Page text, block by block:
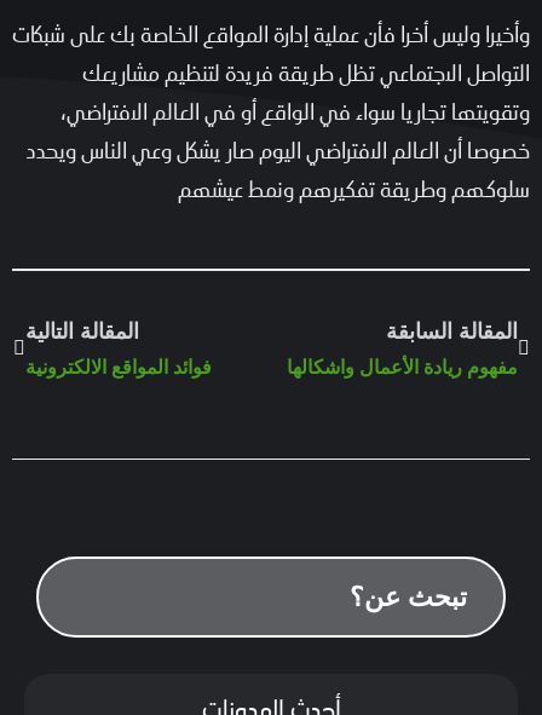
وأخيرا وليس أخرا فأن عملية إدارة المواقع الخاصة بك على شبكات
التواصل الاجتماعي تظل طريقة فريدة لتنظيم مشاريعك
وتقويتها تجاريا سواء في الواقع أو في العالم الافتراضي،
خصوصا أن العالم الافتراضي اليوم صار يشكل وعي الناس ويحدد
سلوكهم وطريقة تفكيرهم ونمط عيشهم
المقالة السابقة
مفهوم ريادة الأعمال واشكالها
المقالة التالية
فوائد المواقع الالكترونية